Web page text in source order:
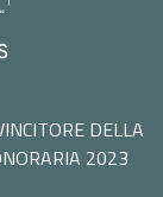
DELLA
2023